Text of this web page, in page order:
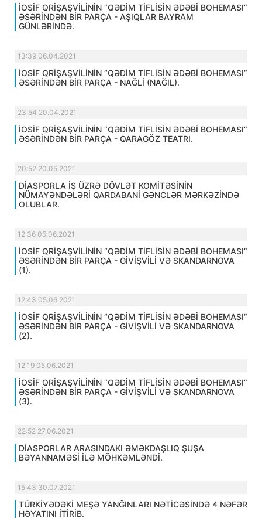
İOSİF QRİŞAŞVİLİNİN “QƏDİM TİFLİSİN ƏDƏBİ BOHEMASI”
ƏSƏRİNDƏN BİR PARÇA - AŞIQLAR BAYRAM
GÜNLƏRİNDƏ.
13:39 06.04.2021
İOSİF QRİŞAŞVİLİNİN “QƏDİM TİFLİSİN ƏDƏBİ BOHEMASI”
ƏSƏRİNDƏN BİR PARÇA - NAĞLİ (NAĞIL).
23:54 20.04.2021
İOSİF QRİŞAŞVİLİNİN “QƏDİM TİFLİSİN ƏDƏBİ BOHEMASI”
ƏSƏRİNDƏN BİR PARÇA - QARAGÖZ TEATRI.
20:52 20.05.2021
DİASPORLA İŞ ÜZRƏ DÖVLƏT KOMİTƏSİNİN
NÜMAYƏNDƏLƏRİ QARDABANİ GƏNCLƏR MƏRKƏZİNDƏ
OLUBLAR.
12:36 05.06.2021
İOSİF QRİŞAŞVİLİNİN “QƏDİM TİFLİSİN ƏDƏBİ BOHEMASI”
ƏSƏRİNDƏN BİR PARÇA - GİVİŞVİLİ VƏ SKANDARNOVA
(1).
12:43 05.06.2021
İOSİF QRİŞAŞVİLİNİN “QƏDİM TİFLİSİN ƏDƏBİ BOHEMASI”
ƏSƏRİNDƏN BİR PARÇA - GİVİŞVİLİ VƏ SKANDARNOVA
(2).
12:19 05.06.2021
İOSİF QRİŞAŞVİLİNİN “QƏDİM TİFLİSİN ƏDƏBİ BOHEMASI”
ƏSƏRİNDƏN BİR PARÇA - GİVİŞVİLİ VƏ SKANDARNOVA
(3).
22:52 27.06.2021
DİASPORLAR ARASINDAKI ƏMƏKDAŞLIQ ŞUŞA
BƏYANNAMƏSİ İLƏ MÖHKƏMLƏNDİ.
15:43 30.07.2021
TÜRKİYƏDƏKİ MEŞƏ YANĞINLARI NƏTİCƏSİNDƏ 4 NƏFƏR
HƏYATINI İTİRİB.